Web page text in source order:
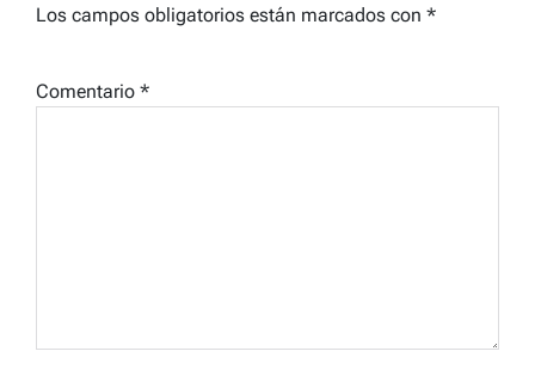
Los campos obligatorios están marcados con *
Comentario *